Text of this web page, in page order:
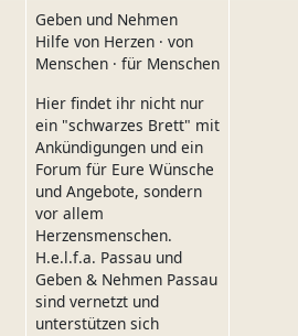
Geben und Nehmen
Hilfe von Herzen · von
Menschen · für Menschen
Hier findet ihr nicht nur
ein "schwarzes Brett" mit
Ankündigungen und ein
Forum für Eure Wünsche
und Angebote, sondern
vor allem
Herzensmenschen.
H.e.l.f.a. Passau und
Geben & Nehmen Passau
sind vernetzt und
unterstützen sich